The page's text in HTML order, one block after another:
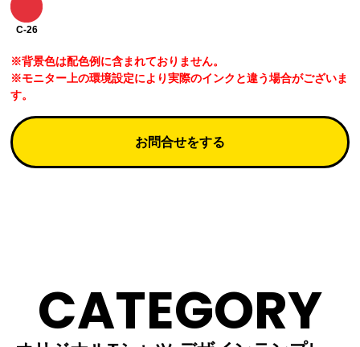
C-26
※背景色は配色例に含まれておりません。
※モニター上の環境設定により実際のインクと違う場合がございま
す。
お問合せをする
CATEGORY